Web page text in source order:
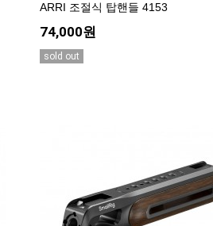
ARRI 조절식 탑핸들 4153
74,000원
sold out